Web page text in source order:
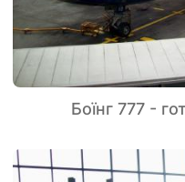
Боїнг 777 -